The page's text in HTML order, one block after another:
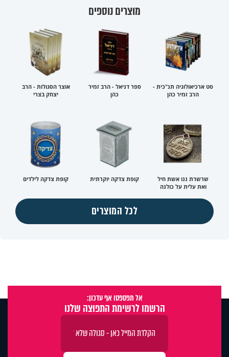
מוצרים נוספים
סט ארכיאולוגיה תנ"כית -
הרב זמיר כהן
ספר דניאל - הרב זמיר
כהן
אוצר הסגולות - הרב
יצחק בצרי
שרשרת ננו אשת חיל
ואת עלית על כולנה
קופת צדקה יוקרתית קופת צדקה לילדים
לכל המוצרים
אל תפספסו אף עדכון:
הרשמו לרשימת התפוצה שלנו